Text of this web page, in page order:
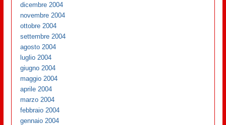
dicembre 2004
novembre 2004
ottobre 2004
settembre 2004
agosto 2004
luglio 2004
giugno 2004
maggio 2004
aprile 2004
marzo 2004
febbraio 2004
gennaio 2004